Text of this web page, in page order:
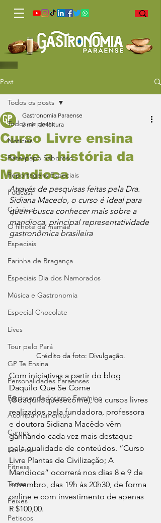
Post
Todos os posts
Notícias
Bate-papo Saboroso
Reportagens Especiais
Podcast
Crônicas
O filhote da mamãe
Especiais
Farinha de Bragança
Especiais Dia dos Namorados
Música e Gastronomia
Especial Chocolate
Lives
Tour pelo Pará
GP Te Ensina
Personalidades Paraenses
Empreendedorismo Feminino
Acompanhamentos
Carnes
Lanches
Fitness
Tortas
Peixes
Petiscos
Todos os posts
Curso Livre ensina
sobre a história da
Mandioca
Gastronomia Paraense
2 min de leitura
Através de pesquisas feitas pela Dra.
Sidiana Macedo, o curso é ideal para
quem busca conhecer mais sobre a
mandioca, principal representatividade
gastronômica brasileira
Crédito da foto: Divulgação.
Com iniciativas a partir do blog
Daquilo Que Se Come
(@daquiloquesecome), os cursos livres
realizados pela fundadora, professora
e doutora Sidiana Macêdo vêm
ganhando cada vez mais destaque
pela qualidade de conteúdos. “Curso
Livre Plantas de Civilização; A
Mandioca” ocorrerá nos dias 8 e 9 de
novembro, das 19h às 20h30, de forma
online e com investimento de apenas
R $100,00.